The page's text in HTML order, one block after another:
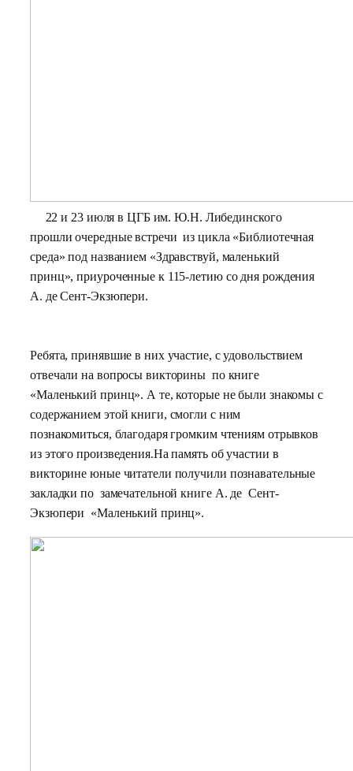
22 и 23 июля в ЦГБ им. Ю.Н. Либединского
прошли очередные встречи из цикла «Библиотечная
среда» под названием «Здравствуй, маленький
принц», приуроченные к 115-летию со дня рождения
А. де Сент-Экзюпери.
Ребята, принявшие в них участие, с удовольствием
отвечали на вопросы викторины по книге
«Маленький принц». А те, которые не были знакомы с
содержанием этой книги, смогли с ним
познакомиться, благодаря громким чтениям отрывков
из этого произведения.На память об участии в
викторине юные читатели получили познавательные
закладки по замечательной книге А. де Сент-
Экзюпери «Маленький принц».